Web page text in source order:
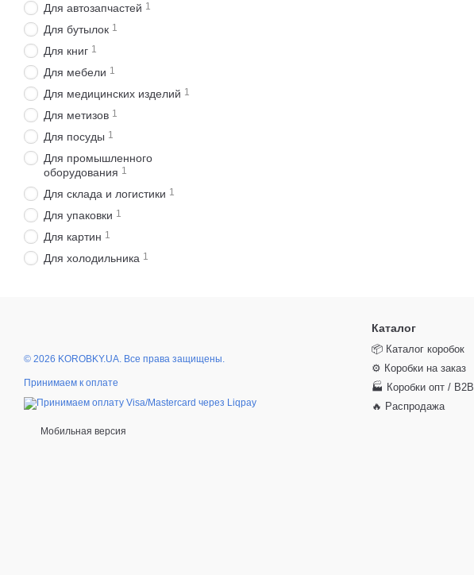
Для автозапчастей 1
Для бутылок 1
Для книг 1
Для мебели 1
Для медицинских изделий 1
Для метизов 1
Для посуды 1
Для промышленного
оборудования 1
Для склада и логистики 1
Для упаковки 1
Для картин 1
Для холодильника 1
© 2026 KOROBKY.UA. Все права защищены.
Принимаем к оплате
Мобильная версия
Каталог
📦 Каталог коробок
⚙️ Коробки на заказ
🏭 Коробки опт / B2B
🔥 Распродажа